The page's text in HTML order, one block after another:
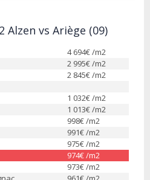
vs Ariège (09)
4 694€ /m2
2 995€ /m2
2 845€ /m2
1 032€ /m2
1 013€ /m2
998€ /m2
991€ /m2
975€ /m2
974€ /m2
973€ /m2